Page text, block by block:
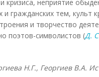
кризиса, неприятие
и гражданских тем,
и творчество
поэтов-символистов (Д.
Н.Г., Георгиев В.А.